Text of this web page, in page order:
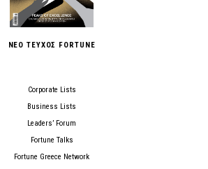
ΝΕΟ ΤΕΥΧΟΣ FORTUNE
Corporate Lists
Business Lists
Leaders’ Forum
Fortune Talks
Fortune Greece Network